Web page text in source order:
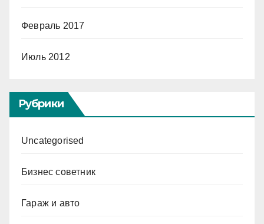
Февраль 2017
Июль 2012
Рубрики
Uncategorised
Бизнес советник
Гараж и авто